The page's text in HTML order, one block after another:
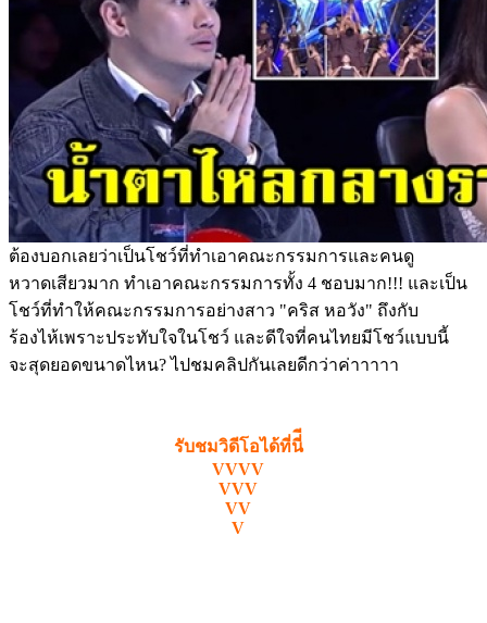
ต้องบอกเลยว่าเป็นโชว์ที่ทำเอาคณะกรรมการและคนดู
หวาดเสียวมาก ทำเอาคณะกรรมการทั้ง 4 ชอบมาก!!! และเป็น
โชว์ที่ทำให้คณะกรรมการอย่างสาว "คริส หอวัง" ถึงกับ
ร้องไห้เพราะประทับใจในโชว์ และดีใจที่คนไทยมีโชว์แบบนี้
จะสุดยอดขนาดไหน? ไปชมคลิปกันเลยดีกว่าค่าาาาา
รับชมวิดีโอได้ที่นี่ี
VVVV
VVV
VV
V